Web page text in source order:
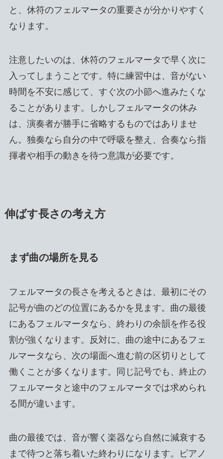
と、休符のフェルマータの重要さが分かりやすく
なります。
注意したいのは、休符のフェルマータで早く次に
入ってしまうことです。特に練習中は、音がない
時間を不安に感じて、すぐ次の小節へ進みたくな
ることがあります。しかしフェルマータの休み
は、演奏者が勝手に省略するものではありませ
ん。独奏なら自分の中で呼吸を整え、合奏なら指
揮者や相手の動きを待つ意識が必要です。
伸ばす長さの考え方
まず曲の場所を見る
フェルマータの長さを考えるときは、最初にその
記号が曲のどの位置にあるかを見ます。曲の最後
にあるフェルマータなら、終わりの余韻を作る役
割が強くなります。反対に、曲の途中にあるフェ
ルマータなら、次の場面へ進む前の区切りとして
働くことが多くなります。同じ記号でも、終止の
フェルマータと途中のフェルマータでは求められ
る間が違います。
曲の最後では、音が響く楽器なら自然に減衰する
まで待つと落ち着いた終わりになります。ピアノ